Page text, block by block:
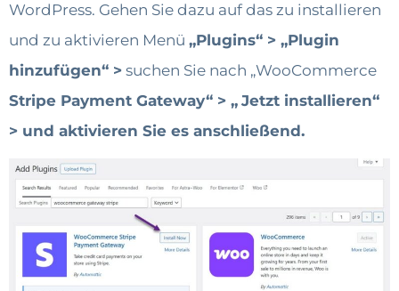
WordPress. Gehen Sie dazu auf das zu installieren
und zu aktivieren Menü „Plugins“ > „Plugin
hinzufügen“ > suchen Sie nach „WooCommerce
Stripe Payment Gateway“ > „ Jetzt installieren“
> und aktivieren Sie es anschließend.